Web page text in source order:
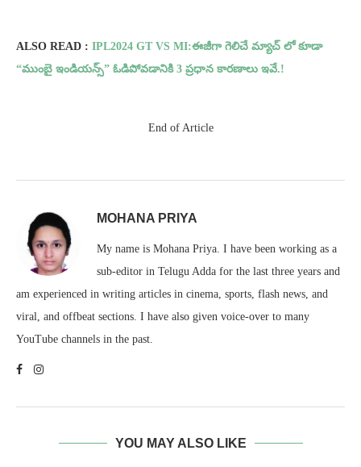
ALSO READ : IPL2024 GT VS MI:ఈజీగా గెలిచే మ్యాచ్ లో కూడా
“ముంబై ఇండియన్స్” ఓడిపోవడానికి 3 ప్రధాన కారణాలు ఇవే.!
End of Article
MOHANA PRIYA
My name is Mohana Priya. I have been working as a
sub-editor in Telugu Adda for the last three years and
am experienced in writing articles in cinema, sports, flash news, and
viral, and offbeat sections. I have also given voice-over to many
YouTube channels in the past.
YOU MAY ALSO LIKE